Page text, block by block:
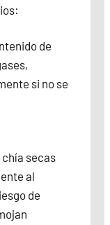
de
si no se
secas
al
de